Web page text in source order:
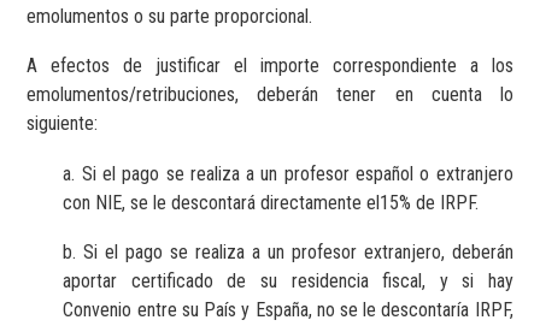
emolumentos o su parte proporcional.
A efectos de justificar el importe correspondiente a los
emolumentos/retribuciones, deberán tener en cuenta lo
siguiente:
a. Si el pago se realiza a un profesor español o extranjero
con NIE, se le descontará directamente el15% de IRPF.
b. Si el pago se realiza a un profesor extranjero, deberán
aportar certificado de su residencia fiscal, y si hay
Convenio entre su País y España, no se le descontaría IRPF,